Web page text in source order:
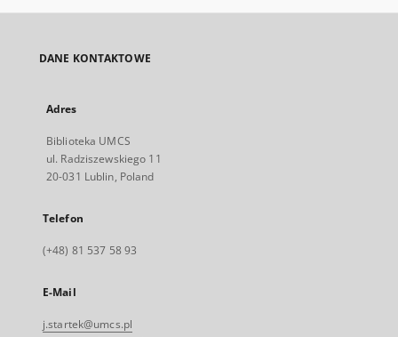
DANE KONTAKTOWE
Adres
Biblioteka UMCS
ul. Radziszewskiego 11
20-031 Lublin, Poland
Telefon
(+48) 81 537 58 93
E-Mail
j.startek@umcs.pl